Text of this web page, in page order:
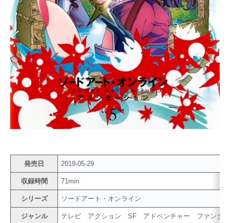
発売日 2019-05-29
収録時間 71min
シリーズ ソードアート・オンライン
ジャンル テレビ アクション SF アドベンチャー ファンタ